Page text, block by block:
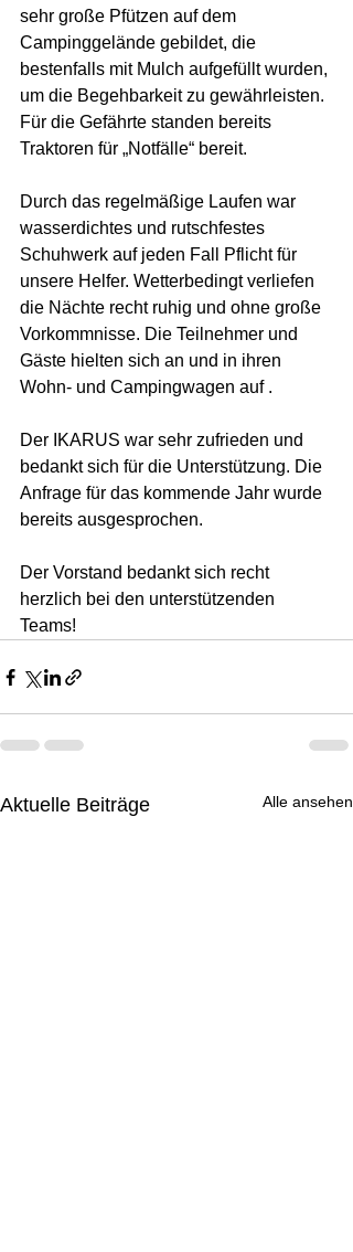
sehr große Pfützen auf dem
Campinggelände gebildet, die
bestenfalls mit Mulch aufgefüllt wurden,
um die Begehbarkeit zu gewährleisten.
Für die Gefährte standen bereits
Traktoren für „Notfälle“ bereit.
Durch das regelmäßige Laufen war
wasserdichtes und rutschfestes
Schuhwerk auf jeden Fall Pflicht für
unsere Helfer. Wetterbedingt verliefen
die Nächte recht ruhig und ohne große
Vorkommnisse. Die Teilnehmer und
Gäste hielten sich an und in ihren
Wohn- und Campingwagen auf .
Der IKARUS war sehr zufrieden und
bedankt sich für die Unterstützung. Die
Anfrage für das kommende Jahr wurde
bereits ausgesprochen.
Der Vorstand bedankt sich recht
herzlich bei den unterstützenden
Teams!
Aktuelle Beiträge Alle ansehen